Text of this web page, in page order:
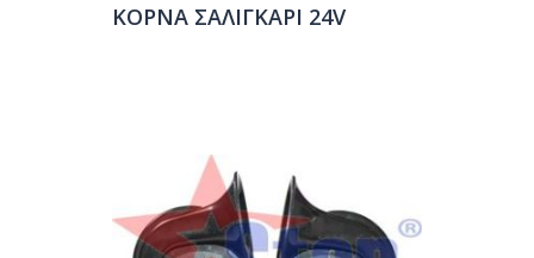
ΚΟΡΝΑ ΣΑΛΙΓΚΑΡΙ 24V